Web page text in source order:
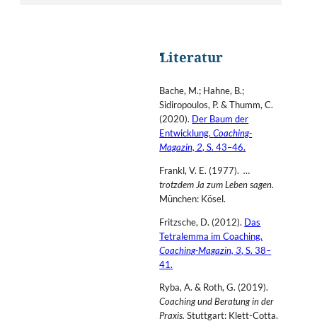
Literatur
Bache, M.; Hahne, B.;
Sidiropoulos, P. & Thumm, C.
(2020). Der Baum der
Entwicklung.Coaching-
Magazin, 2, S. 43–46.
Frankl, V. E. (1977). …
trotzdem Ja zum Leben sagen.
München: Kösel.
Fritzsche, D. (2012). Das
Tetralemma im Coaching.
Coaching-Magazin, 3, S. 38–
41.
Ryba, A. & Roth, G. (2019).
Coaching und Beratung in der
Praxis.Stuttgart: Klett-Cotta.